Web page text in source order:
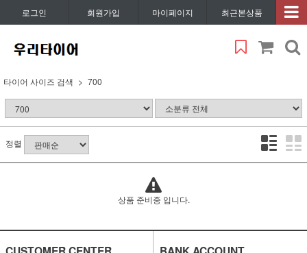
로그인 회원가입 마이페이지 최근본상품
타이어 사이즈 검색 700
정렬
상품 준비중 입니다.